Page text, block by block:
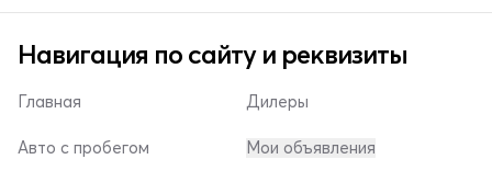
Навигация по сайту и реквизиты
Главная
Авто с пробегом
Дилеры
Мои объявления